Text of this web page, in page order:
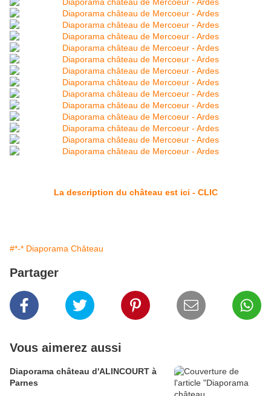
La description du château est ici - CLIC
#*-* Diaporama Château
Partager
Vous aimerez aussi
Diaporama château d'ALINCOURT à
Parnes